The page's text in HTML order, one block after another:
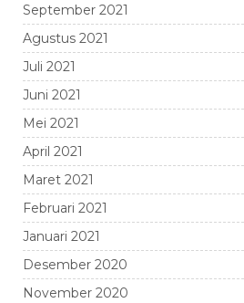
September 2021
Agustus 2021
Juli 2021
Juni 2021
Mei 2021
April 2021
Maret 2021
Februari 2021
Januari 2021
Desember 2020
November 2020